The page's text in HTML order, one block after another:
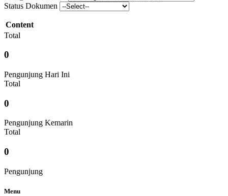
Status Dokumen
Content
Total
0
Pengunjung Hari Ini
Total
0
Pengunjung Kemarin
Total
0
Pengunjung
Menu